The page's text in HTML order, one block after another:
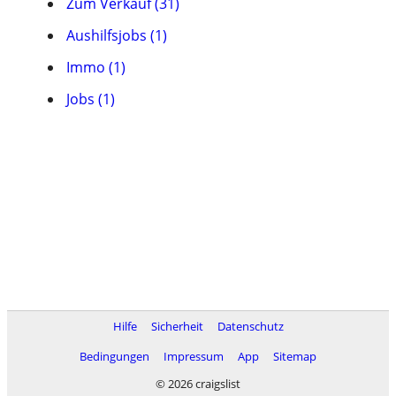
Aushilfsjobs (1)
Immo (1)
Jobs (1)
Hilfe Sicherheit
Datenschutz
Bedingungen
Impressum App
Sitemap
© 2026 craigslist